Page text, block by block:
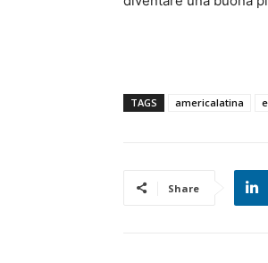
TAGS americalatina
Share